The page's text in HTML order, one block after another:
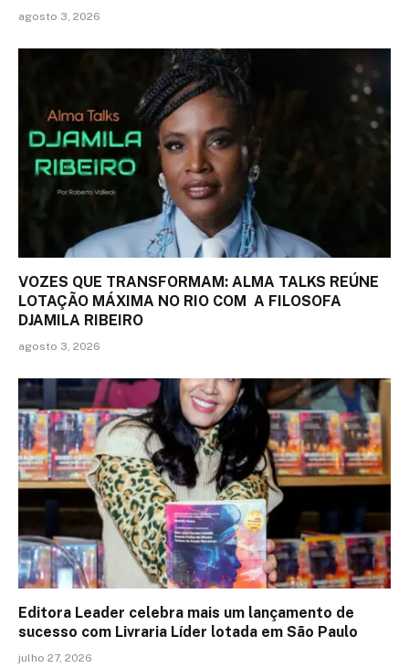
agosto 3, 2026
VOZES QUE TRANSFORMAM: ALMA TALKS REÚNE
LOTAÇÃO MÁXIMA NO RIO COM A FILOSOFA
DJAMILA RIBEIRO
agosto 3, 2026
Editora Leader celebra mais um lançamento de
sucesso com Livraria Líder lotada em São Paulo
julho 27, 2026